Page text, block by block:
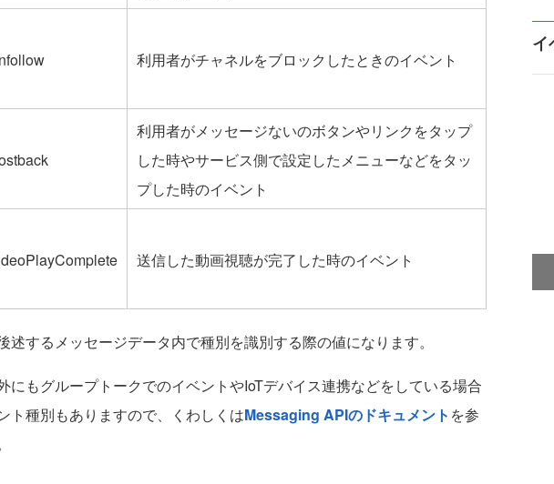
利用者がチャネルをブロックしたときのイベント
利用者がメッセージないのボタンやリンクをタップ
した時やサービス側で設定したメニューなどをタッ
プした時のイベント
送信した動画視聴が完了した時のイベント
するメッセージデータ内で種別を識別する際の値になります。
にもグループトークでのイベントやIoTデバイス連携などをしている場合
ト種別もありますので、くわしくはMessaging APIのドキュメント を参
イ